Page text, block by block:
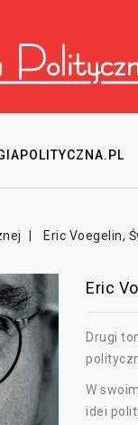
Eric Voegelin,
Eric
Drugi
W
idei